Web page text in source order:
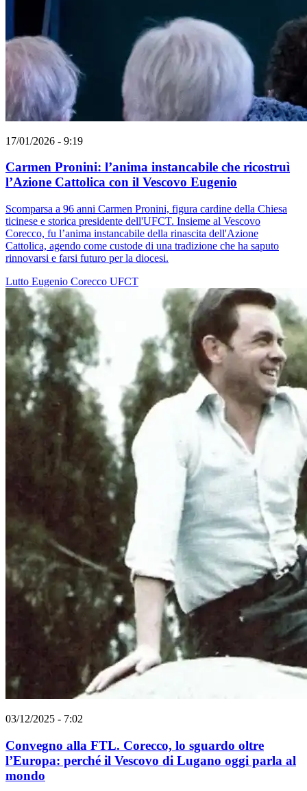
17/01/2026 - 9:19
Carmen Pronini: l’anima instancabile che ricostruì
l’Azione Cattolica con il Vescovo Eugenio
Scomparsa a 96 anni Carmen Pronini, figura cardine della Chiesa
ticinese e storica presidente dell'UFCT. Insieme al Vescovo
Corecco, fu l’anima instancabile della rinascita dell'Azione
Cattolica, agendo come custode di una tradizione che ha saputo
rinnovarsi e farsi futuro per la diocesi.
Lutto Eugenio Corecco UFCT
03/12/2025 - 7:02
Convegno alla FTL. Corecco, lo sguardo oltre
l’Europa: perché il Vescovo di Lugano oggi parla al
mondo